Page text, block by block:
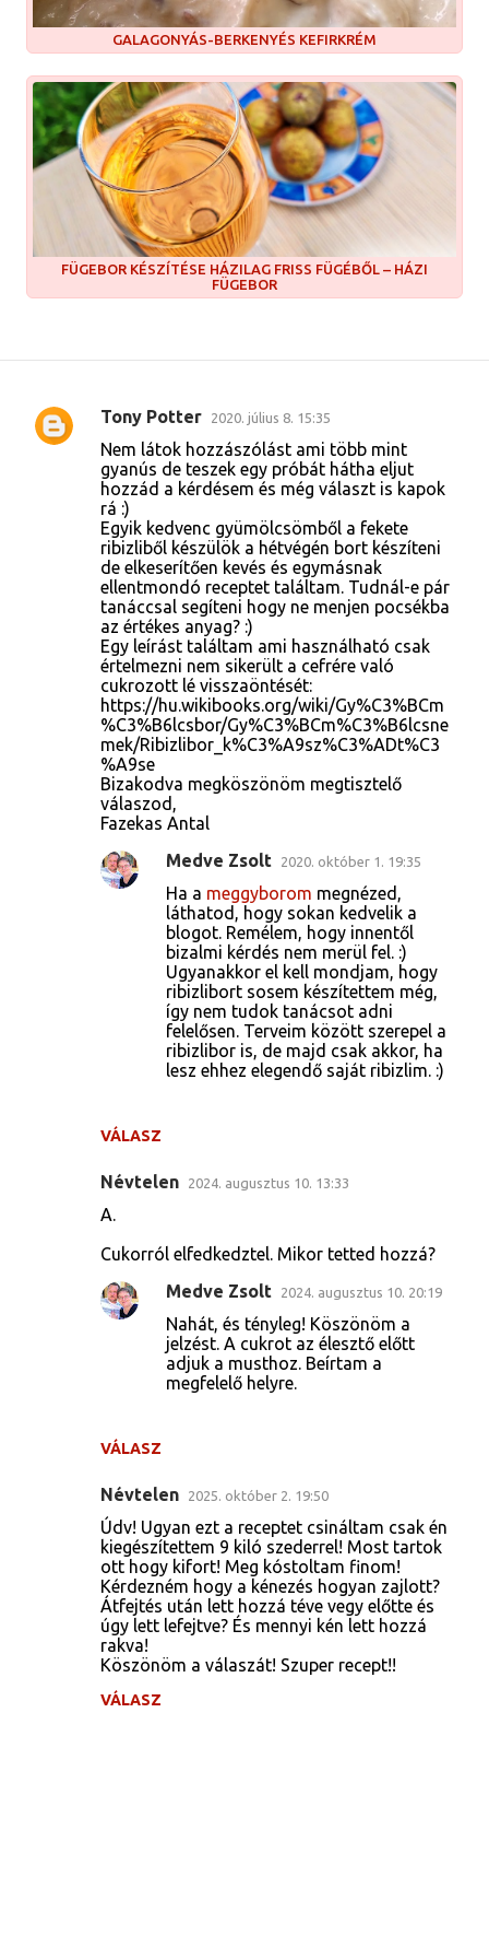
GALAGONYÁS-BERKENYÉS KEFIRKRÉM
FÜGEBOR KÉSZÍTÉSE HÁZILAG FRISS FÜGÉBŐL – HÁZI
FÜGEBOR
M
Tony Potter 2020. július 8. 15:35
Nem látok hozzászólást ami több mint
gyanús de teszek egy próbát hátha eljut
hozzád a kérdésem és még választ is kapok
rá :)
Egyik kedvenc gyümölcsömből a fekete
ribizliből készülök a hétvégén bort készíteni
de elkeserítően kevés és egymásnak
ellentmondó receptet találtam. Tudnál-e pár
tanáccsal segíteni hogy ne menjen pocsékba
az értékes anyag? :)
Egy leírást találtam ami használható csak
értelmezni nem sikerült a cefrére való
cukrozott lé visszaöntését:
https://hu.wikibooks.org/wiki/Gy%C3%BCm
%C3%B6lcsbor/Gy%C3%BCm%C3%B6lcsne
mek/Ribizlibor_k%C3%A9sz%C3%ADt%C3
%A9se
Bizakodva megköszönöm megtisztelő
válaszod,
Fazekas Antal
VÁLASZ
Medve Zsolt 2020. október 1. 19:35
Ha a meggyborom megnézed,
láthatod, hogy sokan kedvelik a
blogot. Remélem, hogy innentől
bizalmi kérdés nem merül fel. :)
Ugyanakkor el kell mondjam, hogy
ribizlibort sosem készítettem még,
így nem tudok tanácsot adni
felelősen. Terveim között szerepel a
ribizlibor is, de majd csak akkor, ha
lesz ehhez elegendő saját ribizlim. :)
Névtelen 2024. augusztus 10. 13:33
A.
Cukorról elfedkedztel. Mikor tetted hozzá?
VÁLASZ
Medve Zsolt 2024. augusztus 10. 20:19
Nahát, és tényleg! Köszönöm a
jelzést. A cukrot az élesztő előtt
adjuk a musthoz. Beírtam a
megfelelő helyre.
Névtelen 2025. október 2. 19:50
Údv! Ugyan ezt a receptet csináltam csak én
kiegészítettem 9 kiló szederrel! Most tartok
ott hogy kifort! Meg kóstoltam finom!
Kérdezném hogy a kénezés hogyan zajlott?
Átfejtés után lett hozzá téve vegy előtte és
úgy lett lefejtve? És mennyi kén lett hozzá
rakva!
Köszönöm a válaszát! Szuper recept!!
VÁLASZ